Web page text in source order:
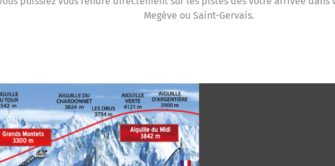
Megève ou Saint-Gervais.